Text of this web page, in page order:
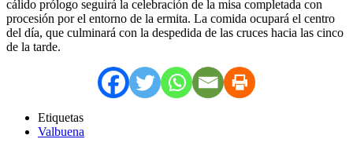
cálido prólogo seguirá la celebración de la misa completada con
procesión por el entorno de la ermita. La comida ocupará el centro
del día, que culminará con la despedida de las cruces hacia las cinco
de la tarde.
Etiquetas
Valbuena